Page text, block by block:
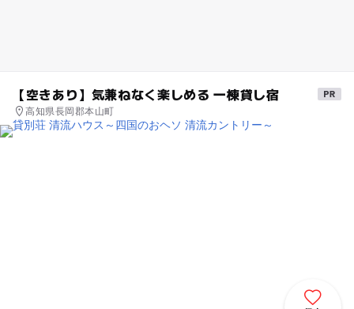
【空きあり】気兼ねなく楽しめる 一棟貸し宿
高知県長岡郡本山町